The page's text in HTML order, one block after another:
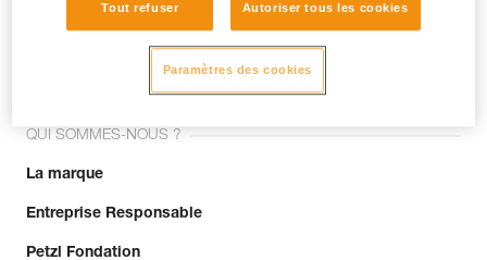
Rejoignez la communauté !
QUI SOMMES-NOUS ?
La marque
Entreprise Responsable
Petzl Fondation
Tout refuser Autoriser tous les cookies
Paramètres des cookies